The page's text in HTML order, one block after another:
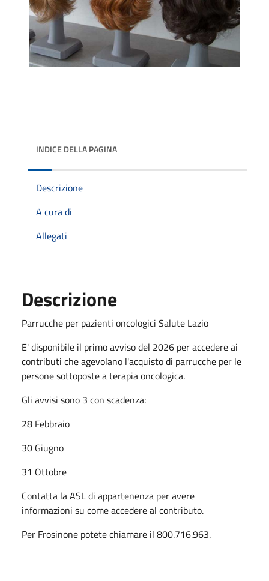
INDICE DELLA PAGINA
Descrizione
A cura di
Allegati
Descrizione
Parrucche per pazienti oncologici Salute Lazio
E' disponibile il primo avviso del 2026 per accedere ai
contributi che agevolano l'acquisto di parrucche per le
persone sottoposte a terapia oncologica.
Gli avvisi sono 3 con scadenza:
28 Febbraio
30 Giugno
31 Ottobre
Contatta la ASL di appartenenza per avere
informazioni su come accedere al contributo.
Per Frosinone potete chiamare il 800.716.963.